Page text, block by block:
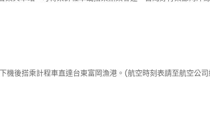
後搭乘計程車直達台東富岡漁港。(航空時刻表請至航空公